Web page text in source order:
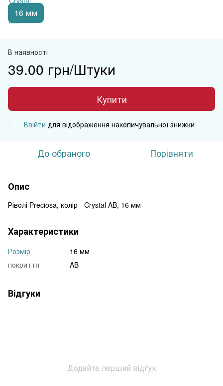
16 мм
В наявності
39.00 грн/Штуки
Купити
Ввійти для відображення накопичувальної знижки
До обраного Порівняти
Опис
Ріволі Preciosa, колір - Crystal AB, 16 мм
Характеристики
Розмір
16 мм
покриття
AB
Відгуки
Додайте перший відгук